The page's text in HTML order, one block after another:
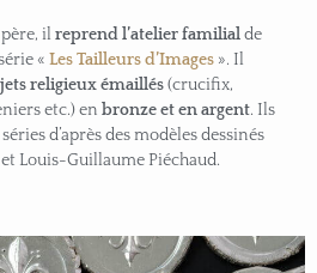
il reprend l’atelier familialde
« Les Tailleurs d’Images ». Il
religieux émaillés(crucifix,
etc.) en bronze et en argent. Ils
d’après des modèles dessinés
Louis-Guillaume Piéchaud.